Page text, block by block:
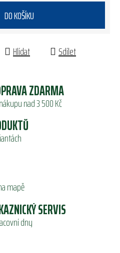
DO KOŠÍKU
Hlídat Sdílet
ZDARMA
nad 3 500 Kč
mapě
SERVIS
dny